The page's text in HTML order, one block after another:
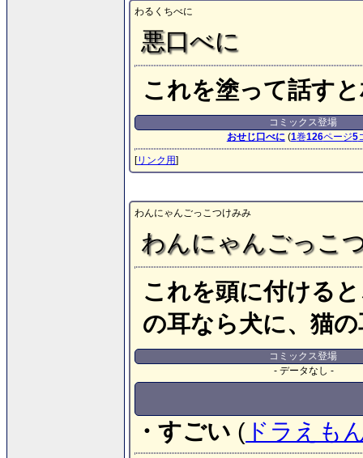
わるくちべに
悪口べに
これを塗って話す
コミックス登場
おせじ口べに(1巻126ページ5
[リンク用]
わんにゃんごっこつけみみ
わんにゃんごっこ
これを頭に付ける
の耳なら犬に、猫
コミックス登場
- データなし -
・すごい ( ドラえも